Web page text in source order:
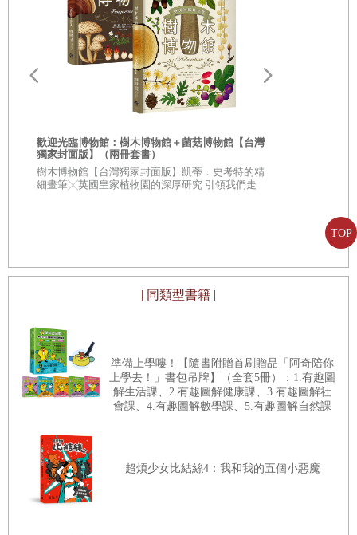
TOP
歡迎光臨博物館：樹木博物館＋菌菇博物館【台灣
獨家封面版】（兩冊套書）
樹木博物館【台灣獨家封面版】凱蒂．史考特的精
細畫筆╳英國皇家植物園的深厚研究 引領我們走
不容易被洗
| 同類型書籍 |
準備上學嘍！【隨書附贈首刷贈品「阿奇陪你
上學去！」書包吊牌】（全套5冊）：1.有趣圖
解生活課、2.有趣圖解健康課、3.有趣圖解社
會課、4.有趣圖解數學課、5.有趣圖解自然課
超煩少女比結絲4：我和我的五個小惡魔